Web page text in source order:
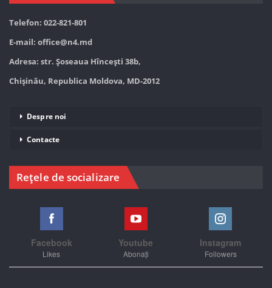
Telefon: 022-821-801
E-mail: office@n4.md
Adresa: str. Șoseaua Hînceşti 38b,
Chișinău, Republica Moldova, MD-2012
Despre noi
Contacte
Rețele de socializare
Facebook
Likes
Youtube
Abonați
Instagram
Followers